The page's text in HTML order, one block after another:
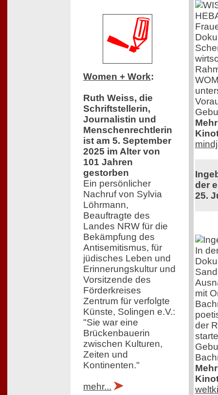
Women + Work:
Ruth Weiss, die
Schriftstellerin,
Journalistin und
Menschenrechtlerin
ist am 5. September
2025 im Alter von
101 Jahren
gestorben
Ein persönlicher
Nachruf von Sylvia
Löhrmann,
Beauftragte des
Landes NRW für die
Bekämpfung des
Antisemitismus, für
jüdisches Leben und
Erinnerungskultur und
Vorsitzende des
Förderkreises
Zentrum für verfolgte
Künste, Solingen e.V.:
"Sie war eine
Brückenbauerin
zwischen Kulturen,
Zeiten und
Kontinenten."
mehr...
der
25.
In
mit
der